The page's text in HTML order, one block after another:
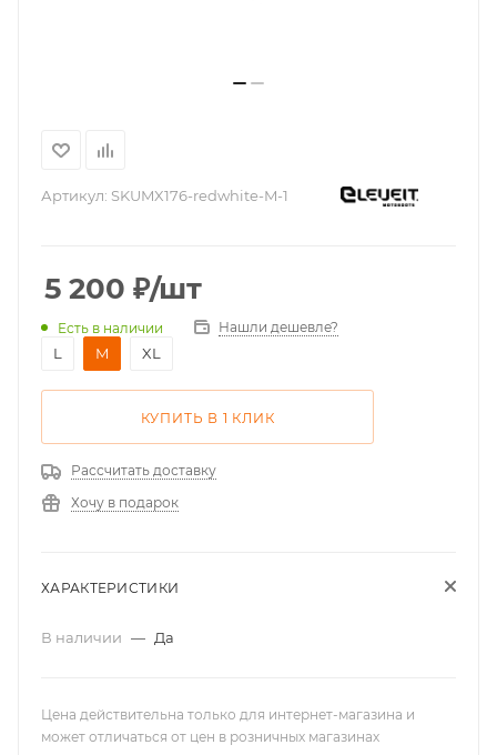
Артикул: SKUMX176-redwhite-M-1
5 200 ₽/шт
Есть в наличии Нашли дешевле?
L M XL
КУПИТЬ В 1 КЛИК
Рассчитать доставку
Хочу в подарок
ХАРАКТЕРИСТИКИ
В наличии — Да
Цена действительна только для интернет-магазина и
может отличаться от цен в розничных магазинах